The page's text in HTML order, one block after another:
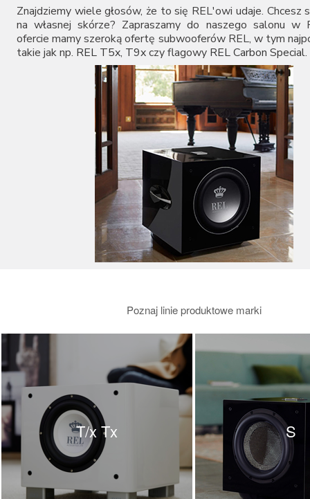
Znajdziemy wiele głosów, że to się REL'owi udaje. Chcesz
na własnej skórze? Zapraszamy do naszego salonu w
ofercie mamy szeroką ofertę subwooferów REL, w tym
takie jak np. REL T5x, T9xczy flagowy REL Carbon Special.
Poznaj linie produktowe marki
T/x Tx S